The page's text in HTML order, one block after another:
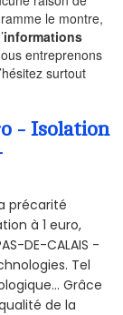
le montre,
informations
entreprenons
surtout
- Isolation
précarité
à 1 euro,
DE-CALAIS -
Tel
Grâce
de la